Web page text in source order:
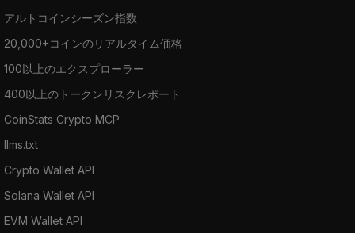
アルトコインシーズン指数
20,000+コインのリアルタイム価格
100以上のエクスプローラー
400以上のトークンリスクレポート
CoinStats Crypto MCP
llms.txt
Crypto Wallet API
Solana Wallet API
EVM Wallet API